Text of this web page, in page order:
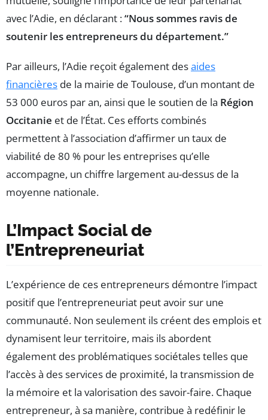
avec l’Adie, en déclarant :“Nous sommes ravis de
soutenir les entrepreneurs du département.”
Par ailleurs, l’Adie reçoit également desaides
financières de la mairie de Toulouse, d’un montant de
53 000 euros par an, ainsi que le soutien de la Région
Occitanie et de l’État. Ces efforts combinés
permettent à l’association d’affirmer un taux de
viabilité de 80 % pour les entreprises qu’elle
accompagne, un chiffre largement au-dessus de la
moyenne nationale.
L’Impact Social de
l’Entrepreneuriat
L’expérience de ces entrepreneurs démontre l’impact
positif que l’entrepreneuriat peut avoir sur une
communauté. Non seulement ils créent des emplois et
dynamisent leur territoire, mais ils abordent
également des problématiques sociétales telles que
l’accès à des services de proximité, la transmission de
la mémoire et la valorisation des savoir-faire. Chaque
entrepreneur, à sa manière, contribue à redéfinir le